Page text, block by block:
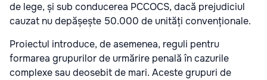
de lege, și sub conducerea PCCOCS, dacă prejudiciul
cauzat nu depășește 50.000 de unități convenționale.
Proiectul introduce, de asemenea, reguli pentru
formarea grupurilor de urmărire penală în cazurile
complexe sau deosebit de mari. Aceste grupuri de